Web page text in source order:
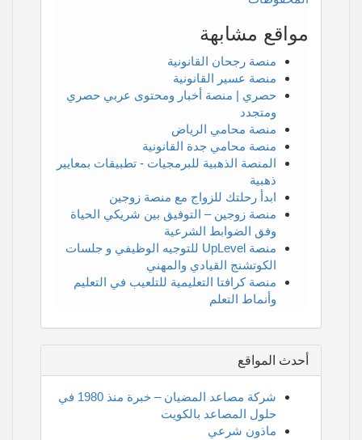
مواقع مشابهة
منصة رجحان القانونية
منصة عسير القانونية
حصري | منصة أخبار ومحتوى عربي حصري
ومتجدد
منصة محامي الرياض
منصة محامي جدة القانونية
المنصة الذهبية للبرمجيات - تطبيقات بمعايير
ذهبية
ابدأ رحلتك للزواج مع منصة زوجين
منصة زوجين – التوفيق بين شريكي الحياة
وفق الضوابط الشرعية
منصة UpLevel للتوجيه الوظيفي و جلسات
الكوتشنج القيادي والمهني
منصة كرافتا التعليمية للتلعيب في التعليم
وأنماط التعلم
أحدث المواقع
شركة مصاعد المضيان – خبرة منذ 1980 في
حلول المصاعد بالكويت
ماذون شرعي